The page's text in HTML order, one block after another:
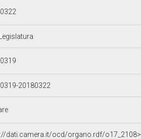
20180322
dati.camera.it/ocd/organo.rdf/o17_2108>